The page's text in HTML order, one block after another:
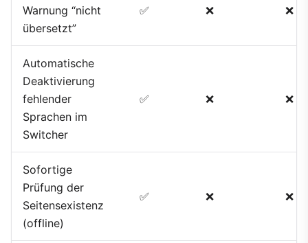
Warnung “nicht
übersetzt”
✅ ❌ ❌
Automatische
Deaktivierung
fehlender
Sprachen im
Switcher
✅ ❌ ❌
Sofortige
Prüfung der
Seitensexistenz
(offline)
✅ ❌ ❌